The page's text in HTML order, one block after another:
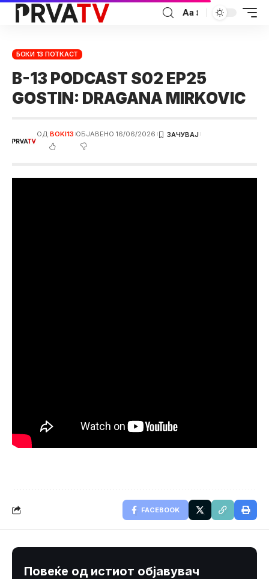
Аа
БОКИ 13 ПОТКАСТ
B-13 PODCAST S02 EP25
GOSTIN: DRAGANA MIRKOVIC
ОД:BOKI13 ОБЈАВЕНО 16/06/2026
FACEBOOK
Повеќе од истиот објавувач